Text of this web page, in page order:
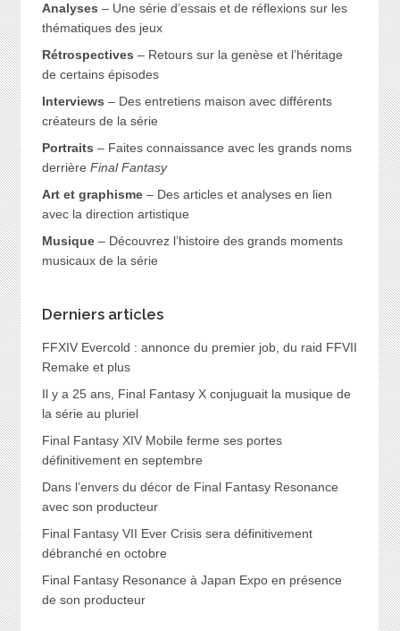
Analyses – Une série d’essais et de réflexions sur les
thématiques des jeux
Rétrospectives – Retours sur la genèse et l’héritage
de certains épisodes
Interviews – Des entretiens maison avec différents
créateurs de la série
Portraits – Faites connaissance avec les grands noms
derrière Final Fantasy
Art et graphisme– Des articles et analyses en lien
avec la direction artistique
Musique– Découvrez l’histoire des grands moments
musicaux de la série
Derniers articles
FFXIV Evercold : annonce du premier job, du raid FFVII
Remake et plus
Il y a 25 ans, Final Fantasy X conjuguait la musique de
la série au pluriel
Final Fantasy XIV Mobile ferme ses portes
définitivement en septembre
Dans l’envers du décor de Final Fantasy Resonance
avec son producteur
Final Fantasy VII Ever Crisis sera définitivement
débranché en octobre
Final Fantasy Resonance à Japan Expo en présence
de son producteur